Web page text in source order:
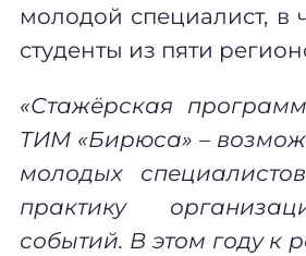
молодой специалист, в
студенты из пяти
«Стажёрская
ТИМ «Бирюса» –
молодых
практику
событий. В этом году к